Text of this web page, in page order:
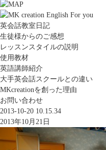
英会話教室日記
生徒様からのご感想
レッスンスタイルの説明
使用教材
英語講師紹介
大手英会話スクールとの違い
MKcreationを創った理由
お問い合わせ
2013-10-20 10.15.34
2013年10月21日